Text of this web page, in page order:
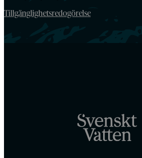
Tillgänglighetsredogörelse